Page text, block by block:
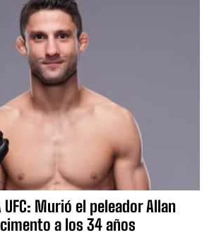
UFC: Murió el peleador Allan
a los 34 años